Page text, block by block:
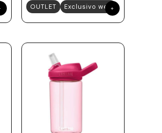
OUTLET Exclusivo web